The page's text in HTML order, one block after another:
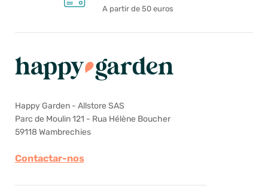
A partir de 50 euros
Happy Garden - Allstore SAS
Parc de Moulin 121 - Rua Hélène Boucher
59118 Wambrechies
Contactar-nos